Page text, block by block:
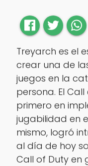
Treyarch es el
crear una de
juegos en la
persona. El
primero en
jugabilidad en
mismo, logró
al día de hoy
Call of Duty en